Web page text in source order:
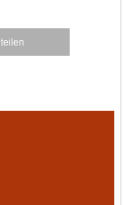
teilen